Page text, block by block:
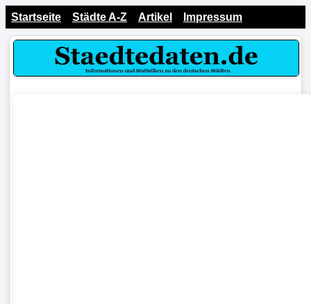
Startseite Städte A-Z Artikel Impressum